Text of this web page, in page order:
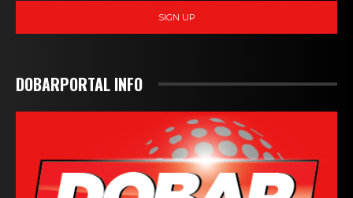
SIGN UP
DOBARPORTAL INFO